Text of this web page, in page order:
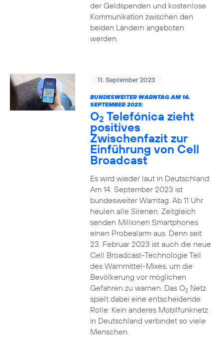
der Geldspenden und kostenlose
Kommunikation zwischen den
beiden Ländern angeboten
werden.
11. September 2023
BUNDESWEITER WARNTAG AM 14.
SEPTEMBER 2023:
O2 Telefónica zieht
positives
Zwischenfazit zur
Einführung von Cell
Broadcast
Es wird wieder laut in Deutschland:
Am 14. September 2023 ist
bundesweiter Warntag. Ab 11 Uhr
heulen alle Sirenen. Zeitgleich
senden Millionen Smartphones
einen Probealarm aus. Denn seit
23. Februar 2023 ist auch die neue
Cell Broadcast-Technologie Teil
des Warnmittel-Mixes, um die
Bevölkerung vor möglichen
Gefahren zu warnen. Das O2Netz
spielt dabei eine entscheidende
Rolle: Kein anderes Mobilfunknetz
in Deutschland verbindet so viele
Menschen.